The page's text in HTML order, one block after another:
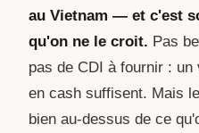
au Vietnam — et c'est
qu'on ne le croit. Pas
pas de CDI à fournir :
en cash suffisent. Mais
bien au-dessus de ce